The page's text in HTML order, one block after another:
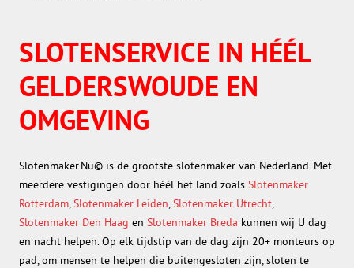
SLOTENSERVICE IN HÉÉL
GELDERSWOUDE EN
OMGEVING
Slotenmaker.Nu© is de grootste slotenmaker van Nederland. Met
meerdere vestigingen door héél het land zoals Slotenmaker
Rotterdam,Slotenmaker Leiden,Slotenmaker Utrecht,
Slotenmaker Den Haag en Slotenmaker Breda kunnen wij U dag
en nacht helpen. Op elk tijdstip van de dag zijn 20+ monteurs op
pad, om mensen te helpen die buitengesloten zijn, sloten te